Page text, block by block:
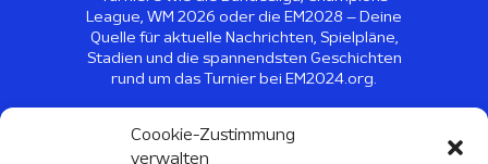
Coookie-Zustimmung
verwalten
League, WM 2026 oder die EM2028 – Deine
Quelle für aktuelle Nachrichten, Spielpläne,
Stadien und die spannendsten Geschichten
rund um das Turnier bei EM2024.org.
© 2026
EM2024 - Alle Rechte
vorbehalten